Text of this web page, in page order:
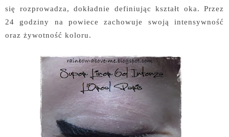
się rozprowadza, dokładnie definiując kształt oka. Przez
24 godziny na powiece zachowuje swoją intensywność
oraz żywotność koloru.